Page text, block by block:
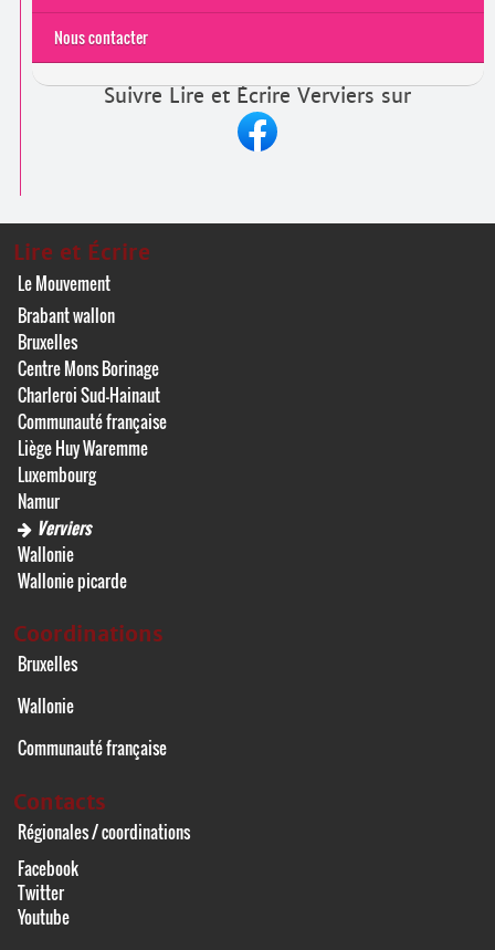
Nous contacter
Suivre Lire et Écrire Verviers sur
Lire et Écrire
Le Mouvement
Brabant wallon
Bruxelles
Centre Mons Borinage
Charleroi Sud-Hainaut
Communauté française
Liège Huy Waremme
Luxembourg
Namur
Verviers
Wallonie
Wallonie picarde
Coordinations
Bruxelles
Wallonie
Communauté française
Contacts
Régionales / coordinations
Facebook
Twitter
Youtube